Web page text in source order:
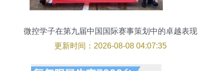
微控学子在第九届中国国际赛事策划中的卓越表现
与思考
更新时间：2026-08-08 04:07:35